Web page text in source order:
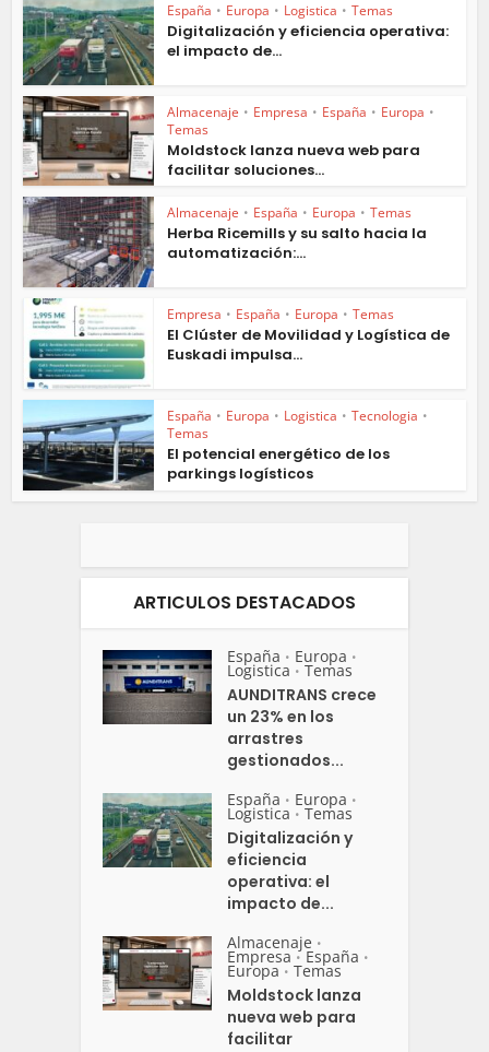
España • Europa • Logistica • Temas
Digitalización y eficiencia operativa:
el impacto de...
Almacenaje • Empresa • España • Europa •
Temas
Moldstock lanza nueva web para
facilitar soluciones...
Almacenaje • España • Europa • Temas
Herba Ricemills y su salto hacia la
automatización:...
Empresa • España • Europa • Temas
El Clúster de Movilidad y Logística de
Euskadi impulsa...
España • Europa • Logistica • Tecnologia •
Temas
El potencial energético de los
parkings logísticos
ARTICULOS DESTACADOS
España • Europa •
Logistica • Temas
AUNDITRANS crece
un 23% en los
arrastres
gestionados...
España • Europa •
Logistica • Temas
Digitalización y
eficiencia
operativa: el
impacto de...
Almacenaje •
Empresa • España •
Europa • Temas
Moldstock lanza
nueva web para
facilitar